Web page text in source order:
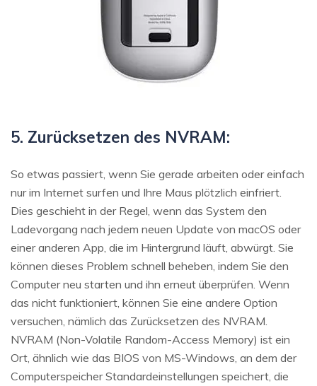
5. Zurücksetzen des NVRAM:
So etwas passiert, wenn Sie gerade arbeiten oder einfach
nur im Internet surfen und Ihre Maus plötzlich einfriert.
Dies geschieht in der Regel, wenn das System den
Ladevorgang nach jedem neuen Update von macOS oder
einer anderen App, die im Hintergrund läuft, abwürgt. Sie
können dieses Problem schnell beheben, indem Sie den
Computer neu starten und ihn erneut überprüfen. Wenn
das nicht funktioniert, können Sie eine andere Option
versuchen, nämlich das Zurücksetzen des NVRAM.
NVRAM (Non-Volatile Random-Access Memory) ist ein
Ort, ähnlich wie das BIOS von MS-Windows, an dem der
Computerspeicher Standardeinstellungen speichert, die